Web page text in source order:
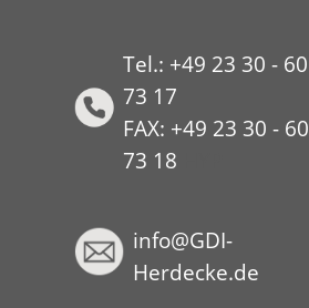
Tel.: +49 23 30 - 60
73 17
FAX: +49 23 30 - 60
73 18
info@GDI-
Herdecke.de